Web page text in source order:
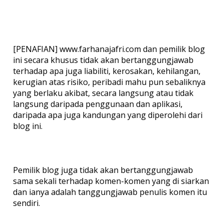
[PENAFIAN] www.farhanajafri.com dan pemilik blog
ini secara khusus tidak akan bertanggungjawab
terhadap apa juga liabiliti, kerosakan, kehilangan,
kerugian atas risiko, peribadi mahu pun sebaliknya
yang berlaku akibat, secara langsung atau tidak
langsung daripada penggunaan dan aplikasi,
daripada apa juga kandungan yang diperolehi dari
blog ini.
Pemilik blog juga tidak akan bertanggungjawab
sama sekali terhadap komen-komen yang di siarkan
dan ianya adalah tanggungjawab penulis komen itu
sendiri.